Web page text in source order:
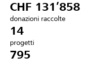
Collegarsi
Registrazione
CHF 131’858
donazioni raccolte
14
progetti
795